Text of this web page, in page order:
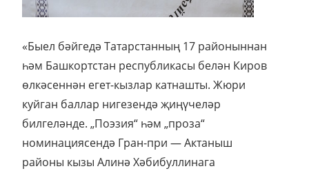
«Быел бәйгедә Татарстанның 17 районыннан
һәм Башкортстан республикасы белән Киров
өлкәсеннән егет-кызлар катнашты. Жюри
куйган баллар нигезендә җиңүчеләр
билгеләнде. „Поэзия“ һәм „проза“
номинациясендә Гран-при — Актаныш
районы кызы Алинә Хәбибуллинага